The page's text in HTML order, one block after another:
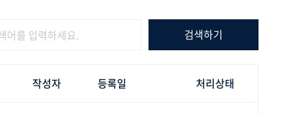
작성자 등록일 처리상태